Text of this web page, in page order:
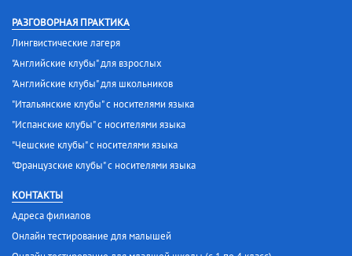
РАЗГОВОРНАЯ ПРАКТИКА
Лингвистические лагеря
"Английские клубы" для взрослых
"Английские клубы" для школьников
"Итальянские клубы" с носителями языка
"Испанские клубы" с носителями языка
"Чешские клубы" с носителями языка
"Французские клубы" с носителями языка
КОНТАКТЫ
Адреса филиалов
Онлайн тестирование для малышей